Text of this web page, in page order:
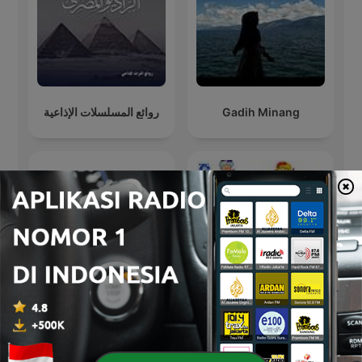
روائع المسلسلات الإذاعية Gadih Minang
1015 Dahlia Fm
ジェーン・スー 生活は
踊る